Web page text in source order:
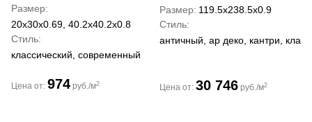
Размер
20x30x0.69, 40.2x40.2x0.8
Стиль
классический, современный
Цена от: 974 руб./м2
Размер 119.5x238.5x0.9
Стиль
античный, ар деко, кантри,
Цена от: 30 746 руб./м2